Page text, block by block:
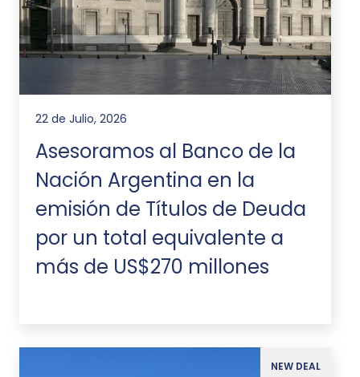
22 de Julio, 2026
Asesoramos al Banco de la
Nación Argentina en la
emisión de Títulos de Deuda
por un total equivalente a
más de US$270 millones
NEW DEAL